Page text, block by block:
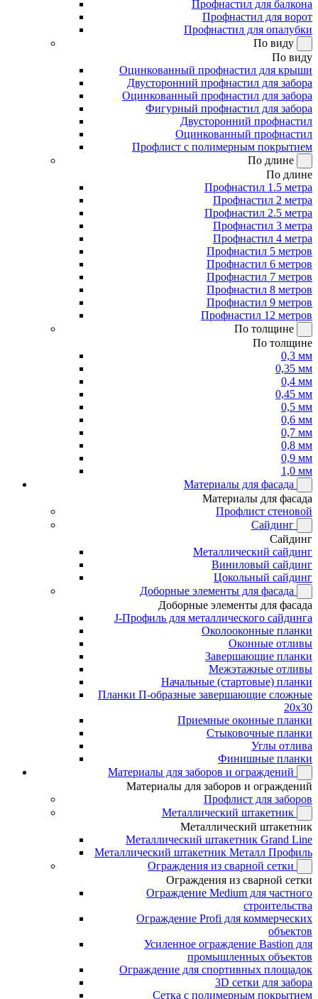
Профнастил для балкона
Профнастил для ворот
Профнастил для опалубки
По виду
По виду
Оцинкованный профнастил для крыши
Двусторонний профнастил для забора
Оцинкованный профнастил для забора
Фигурный профнастил для забора
Двусторонний профнастил
Оцинкованный профнастил
Профлист с полимерным покрытием
По длине
По длине
Профнастил 1.5 метра
Профнастил 2 метра
Профнастил 2.5 метра
Профнастил 3 метра
Профнастил 4 метра
Профнастил 5 метров
Профнастил 6 метров
Профнастил 7 метров
Профнастил 8 метров
Профнастил 9 метров
Профнастил 12 метров
По толщине
По толщине
0,3 мм
0,35 мм
0,4 мм
0,45 мм
0,5 мм
0,6 мм
0,7 мм
0,8 мм
0,9 мм
1,0 мм
Материалы для фасада
Материалы для фасада
Профлист стеновой
Сайдинг
Сайдинг
Металлический сайдинг
Виниловый сайдинг
Цокольный сайдинг
Доборные элементы для фасада
Доборные элементы для фасада
J-Профиль для металлического сайдинга
Околооконные планки
Оконные отливы
Завершающие планки
Межэтажные отливы
Начальные (стартовые) планки
Планки П-образные завершающие сложные
20x30
Приемные оконные планки
Стыковочные планки
Углы отлива
Финишные планки
Материалы для заборов и ограждений
Материалы для заборов и ограждений
Профлист для заборов
Металлический штакетник
Металлический штакетник
Металлический штакетник Grand Line
Металлический штакетник Металл Профиль
Ограждения из сварной сетки
Ограждения из сварной сетки
Ограждение Medium для частного
строительства
Ограждение Profi для коммерческих
объектов
Усиленное ограждение Bastion для
промышленных объектов
Ограждение для спортивных площадок
3D сетки для забора
Сетка с полимерным покрытием